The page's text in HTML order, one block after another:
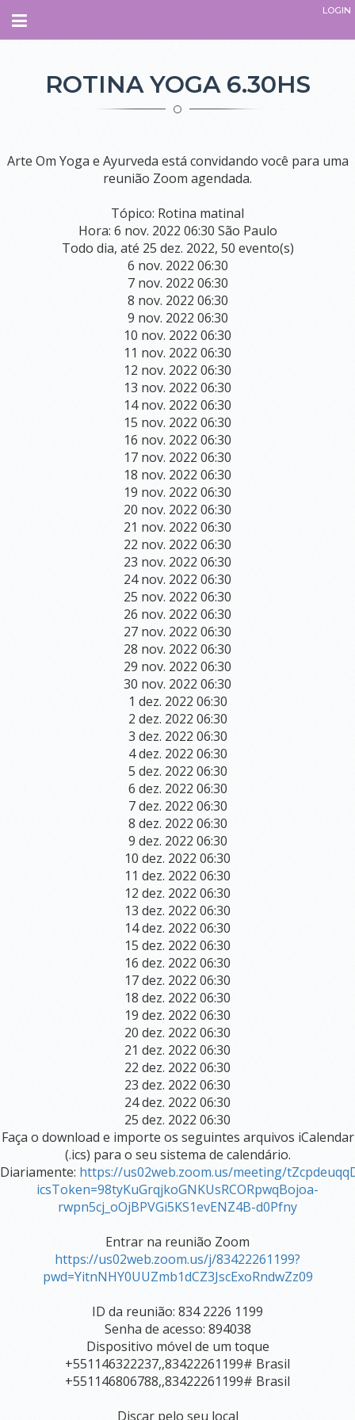
Navegação
LOGIN
O QUE É O ESPAÇO
ADMINISTRATIVO
INSTRUTORES
TERAPEUTAS
PROFESSORES
COLABORADORES
CURSOS DE FORMAÇÃO
RETIRO ESPECIALIDADE E SAÚDE DA MULHER
RETIRO AUTOCUIDADO
RETIRO MENOPAUSA
RETIRO SAÚDE MENTAL
DETOX PARA MULHERES (PANCHAKARMA)
WORKSHOPS E OFICINAS
OFICINA PRESECIAL DE YOGATERAPIA HORMONAL
GESTAÇÃO EMPODERADA
CURSO BELEZA E AYURVEDA EM TODAS AS FASES DA VIDA
7 DIAS COM AYURVEDA
OFICINA CULINÁRIA AYURVÉDICA: LANCHINHOS DA
SALA SARASWATI (PISO SUPERIOR)
SALA GANESHA (PISO SUPERIOR)
VISUALIZAÇÃO SISTÊMICA
PSICOTERAPIA TRADICIONAL
PSICOTERAPIA DO AYURVEDA
YOGA MASSAGEM AYURVEDICA
AROMATERAPIA
ASTROLOGIA VÉDICA
PROGRAMA DETOX PIRACICABA - PURIFICAÇÃO AYURVEDICA
REDE DE APOIO PRÉ E PÓS PARTO
ROTINA YOGA 6.30HS
Arte Om Yoga e Ayurveda está convidando você para uma
reunião Zoom agendada.
Tópico: Rotina matinal
Hora: 6 nov. 2022 06:30 São Paulo
Todo dia, até 25 dez. 2022, 50 evento(s)
6 nov. 2022 06:30
7 nov. 2022 06:30
8 nov. 2022 06:30
9 nov. 2022 06:30
10 nov. 2022 06:30
11 nov. 2022 06:30
12 nov. 2022 06:30
13 nov. 2022 06:30
14 nov. 2022 06:30
15 nov. 2022 06:30
16 nov. 2022 06:30
17 nov. 2022 06:30
18 nov. 2022 06:30
19 nov. 2022 06:30
20 nov. 2022 06:30
21 nov. 2022 06:30
22 nov. 2022 06:30
23 nov. 2022 06:30
24 nov. 2022 06:30
25 nov. 2022 06:30
26 nov. 2022 06:30
27 nov. 2022 06:30
28 nov. 2022 06:30
29 nov. 2022 06:30
30 nov. 2022 06:30
1 dez. 2022 06:30
2 dez. 2022 06:30
3 dez. 2022 06:30
4 dez. 2022 06:30
5 dez. 2022 06:30
6 dez. 2022 06:30
7 dez. 2022 06:30
8 dez. 2022 06:30
9 dez. 2022 06:30
10 dez. 2022 06:30
11 dez. 2022 06:30
12 dez. 2022 06:30
13 dez. 2022 06:30
14 dez. 2022 06:30
15 dez. 2022 06:30
16 dez. 2022 06:30
17 dez. 2022 06:30
18 dez. 2022 06:30
19 dez. 2022 06:30
20 dez. 2022 06:30
21 dez. 2022 06:30
22 dez. 2022 06:30
23 dez. 2022 06:30
24 dez. 2022 06:30
25 dez. 2022 06:30
Faça o download e importe os seguintes arquivos iCalendar
(.ics) para o seu sistema de calendário.
Diariamente: https://us02web.zoom.us/meeting/
icsToken=98tyKuGrqjkoGNKUsRCORpwqBojoa-
rwpn5cj_oOjBPVGi5KS1evENZ4B-d0Pfny
Entrar na reunião Zoom
https://us02web.zoom.us/j/83422261199?
pwd=YitnNHY0UUZmb1dCZ3JscExoRndwZz09
ID da reunião: 834 2226 1199
Senha de acesso: 894038
Dispositivo móvel de um toque
+551146322237,,83422261199# Brasil
+551146806788,,83422261199# Brasil
Discar pelo seu local